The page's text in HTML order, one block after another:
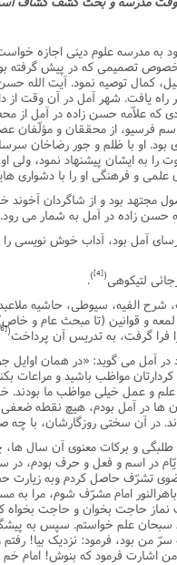
به مدرسه علوم دینى اجازه
خصوص تصمیمى که در پیش گرفته
یافت. شهر آمل در آن وقت از
که علاّمه حسن زاده در آمل
فرسیو، از محققان و
او با ظلم و جور رضاخان
را به ایشان پیشنهاد نمود،
علمى و فرهنگى او را با دشوارى
مجتهد بود و از شاگردان آخوند
حسن زاده در آمل به شمار مى رود.
آمل بود، آداب خوش نویسى
لتیکوهى(
[4]
)
.
شرح الفیه، سیوطى، حاشیه
و قوانین (تا مبحث عام و
فرا گرفت، به تدریس آن پرداخت(
[6]
در آمل مى گوید: «در همان
مواظب باشید و مراعات
و عمل خیلى مواظب ما بودند.
در آمل بودم، هیچ نقطه
در آن سختى روزگارشان، با چه
و برکات معنوى آن سال ها،
در اسم و فعل و حرف بودم، در
تشرّف حاصل کردم وبه زیارت
امام مشرّف شوم، مرا به
نماز حاجت بخوان و حاجت
سبحان علم خواستم. سپس به
سرّ من بود، فرمود: نزدیک بیا!
اشارت فرمود که بنوش! امام خم